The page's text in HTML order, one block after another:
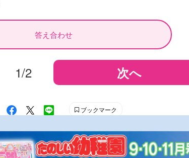
答え合わせ
1/2 次へ
ブックマーク